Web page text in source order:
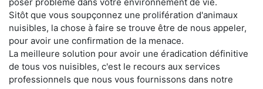
Sitôt que vous soupçonnez une prolifération d'animaux
nuisibles, la chose à faire se trouve être de nous appeler,
pour avoir une confirmation de la menace.
La meilleure solution pour avoir une éradication définitive
de tous vos nuisibles, c'est le recours aux services
professionnels que nous vous fournissons dans notre